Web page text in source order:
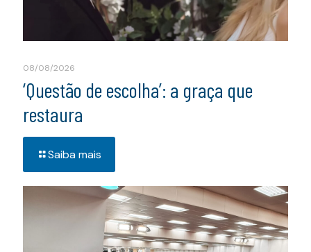
08/08/2026
‘Questão de escolha’: a graça que
restaura
Saiba mais